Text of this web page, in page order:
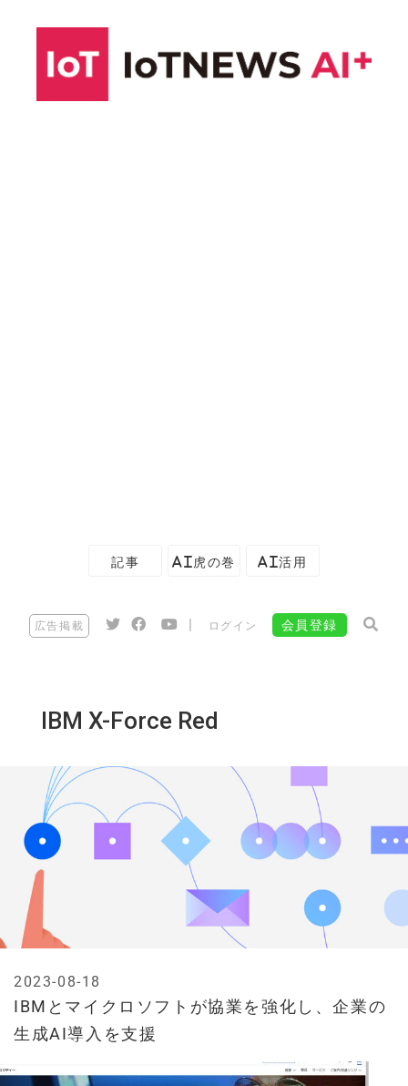
記事 AI虎の巻 AI活用
広告掲載 ログイン 会員登録
IBM X-Force Red
IBMとマイクロソフトが協業を強化し、企業の
生成AI導入を支援
2023-08-18